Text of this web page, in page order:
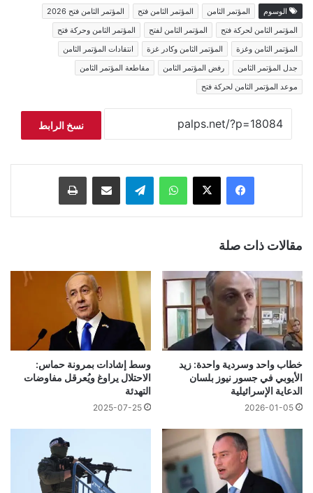
الوسوم المؤتمر الثامن المؤتمر الثامن فتح
المؤتمر الثامن فتح 2026
المؤتمر الثامن لحركة فتح
المؤتمر الثامن لفتح
المؤتمر الثامن وحركة فتح
المؤتمر الثامن وغزة
المؤتمر الثامن وكادر غزة
انتقادات المؤتمر الثامن
جدل المؤتمر الثامن
رفض المؤتمر الثامن
مقاطعة المؤتمر الثامن
موعد المؤتمر الثامن لحركة فتح
نسخ الرابط
فيسبوك ‫X واتساب تيلقرام مشاركة عبر البريد طباعة
مقالات ذات صلة
خطاب واحد وسردية واحدة: زيد
الأيوبي في جسور نيوز بلسان
الدعاية الإسرائيلية
2026-01-05
وسط إشادات بمرونة حماس:
الاحتلال يراوغ ويُعرقل مفاوضات
التهدئة
2025-07-25